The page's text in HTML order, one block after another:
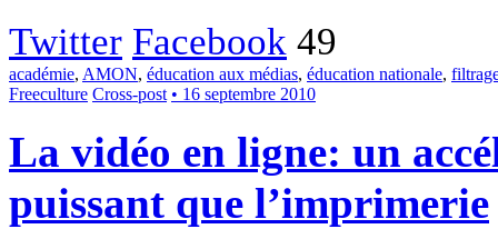
Twitter Facebook 49
académie, AMON, éducation aux médias, éducation nationale,
Freeculture Cross-post • 16 septembre 2010
La vidéo en ligne: un
puissant que l’imprimerie